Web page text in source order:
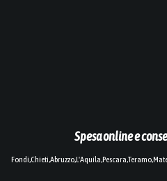
Spesa online e